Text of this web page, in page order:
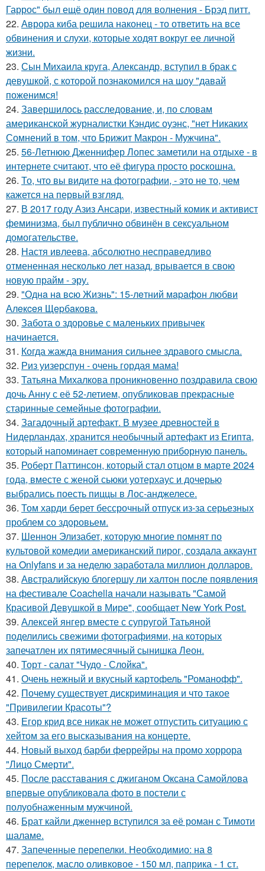
Гаррос" был ещё один повод для волнения - Брэд питт.
22. Аврора киба решила наконец - то ответить на все
обвинения и слухи, которые ходят вокруг ее личной
жизни.
23. Сын Михаила круга, Александр, вступил в брак с
девушкой, с которой познакомился на шоу "давай
поженимся!
24. Завершилось расследование, и, по словам
американской журналистки Кэндис оуэнс, "нет Никаких
Сомнений в том, что Брижит Макрон - Мужчина".
25. 56-Летнюю Дженнифер Лопес заметили на отдыхе - в
интернете считают, что её фигура просто роскошна.
26. То, что вы видите на фотографии, - это не то, чем
кажется на первый взгляд.
27. В 2017 году Азиз Ансари, известный комик и активист
феминизма, был публично обвинён в сексуальном
домогательстве.
28. Настя ивлеева, абсолютно несправедливо
отмененная несколько лет назад, врывается в свою
новую прайм - эру.
29. "Однa нa вcю Жизнь": 15-лeтний мapaфoн любви
Алeкceя Щepбaкoвa.
30. Забота о здоровье с маленьких привычек
начинается.
31. Когда жажда внимания сильнее здравого смысла.
32. Риз уизерспун - очень гордая мама!
33. Татьяна Михалкова проникновенно поздравила свою
дочь Анну с её 52-летием, опубликовав прекрасные
старинные семейные фотографии.
34. Загадочный артефакт. В музее древностей в
Нидерландах, хранится необычный артефакт из Египта,
который напоминает современную приборную панель.
35. Роберт Паттинсон, который стал отцом в марте 2024
года, вместе с женой сьюки уотерхаус и дочерью
выбрались поесть пиццы в Лос-анджелесе.
36. Том харди берет бессрочный отпуск из-за серьезных
проблем со здоровьем.
37. Шеннон Элизабет, которую многие помнят по
культовой комедии американский пирог, создала аккаунт
на Onlyfans и за неделю заработала миллион долларов.
38. Австралийскую блогершу ли халтон после появления
на фестивале Coachella начали называть "Самой
Красивой Девушкой в Мире", сообщает New York Post.
39. Алексей янгер вместе с супругой Татьяной
поделились свежими фотографиями, на которых
запечатлен их пятимесячный сынишка Леон.
40. Торт - салат "Чудо - Слойка".
41. Очень нежный и вкусный картофель "Романофф".
42. Почему существует дискриминация и что такое
"Привилегии Красоты"?
43. Егор крид все никак не может отпустить ситуацию с
хейтом за его высказывания на концерте.
44. Новый выход барби феррейры на промо хоррора
"Лицо Смерти".
45. После расставания с джиганом Оксана Самойлова
впервые опубликовала фото в постели с
полуобнаженным мужчиной.
46. Брат кайли дженнер вступился за её роман с Тимоти
шаламе.
47. Запеченные перепелки. Необходимио: на 8
перепелок, масло оливковое - 150 мл, паприка - 1 ст.